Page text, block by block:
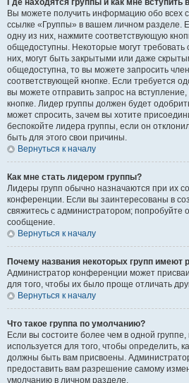
Где находятся группы и как мне вступить
Вы можете получить информацию обо всех
ссылке «Группы» в вашем личном разделе.
одну из них, нажмите соответствующую
общедоступны. Некоторые могут требовать
них, могут быть закрытыми или даже
общедоступна, то вы можете запросить
соответствующей кнопке. Если требуется
вы можете отправить запрос на
кнопке. Лидер группы должен будет
может спросить, зачем вы хотите
беспокойте лидера группы, если он
быть для этого свои причины.
Вернуться к началу
Как мне стать лидером группы?
Лидеры групп обычно назначаются при их
конференции. Если вы заинтересованы в
свяжитесь с администратором; попробуйте
сообщение.
Вернуться к началу
Почему названия некоторых групп имеют
Администратор конференции может
для того, чтобы их было проще отличать
Вернуться к началу
Что такое группа по умолчанию?
Если вы состоите более чем в одной
используется для того, чтобы определить,
должны быть вам присвоены.
предоставить вам разрешение самому
умолчанию в личном разделе.